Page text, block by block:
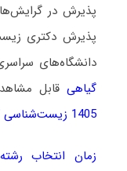
پذیرش در
پذیرش دکتری
دانشگاه‌های
گیاهیقابل
1405 زیست‌شناسی گیاهی – سلولی و تکوینی
زمان انتخاب رشته